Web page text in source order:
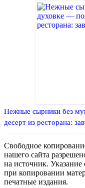
Нежные сырники без
десерт из ресторана:
Свободное
нашего сайта
на источник. Указание
при копировании
печатные издания.